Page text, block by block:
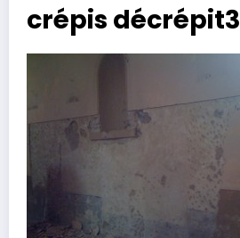
crépis décrépit3